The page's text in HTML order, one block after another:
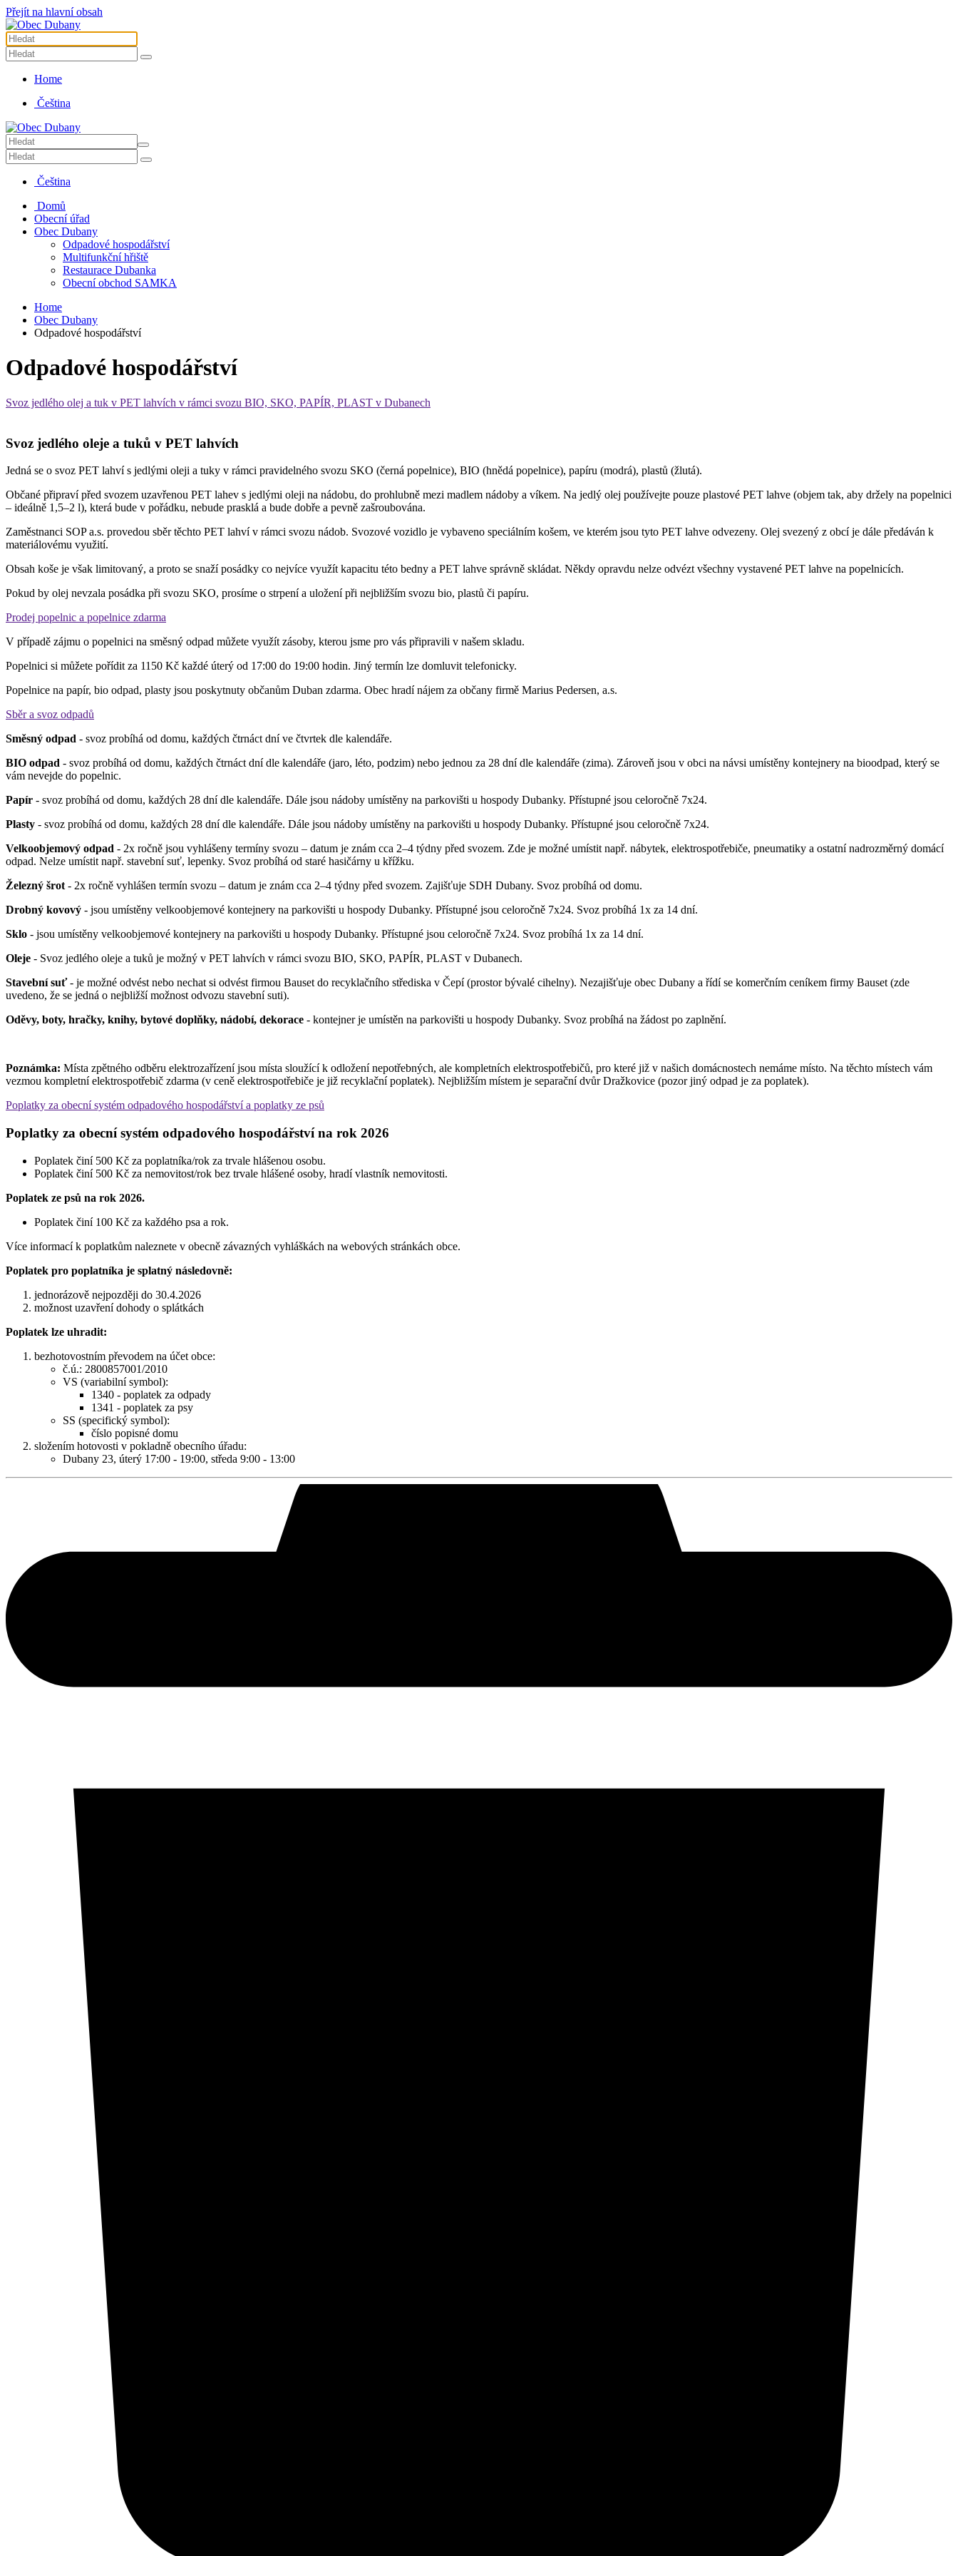
Přejít na hlavní obsah
Home
Čeština
Čeština
Domů
Obecní úřad
Obec Dubany
Odpadové hospodářství
Multifunkční hřiště
Restaurace Dubanka
Obecní obchod SAMKA
Home
Obec Dubany
Odpadové hospodářství
Odpadové hospodářství
Svoz jedlého olej a tuk v PET lahvích v rámci svozu BIO, SKO, PAPÍR, PLAST v Dubanech
Svoz jedlého oleje a tuků v PET lahvích
Jedná se o svoz PET lahví s jedlými oleji a tuky v rámci pravidelného svozu SKO (černá popelnice), BIO (hnědá popelnice), papíru (modrá), plastů (žlutá).
Občané připraví před svozem uzavřenou PET lahev s jedlými oleji na nádobu, do prohlubně mezi madlem nádoby a víkem. Na jedlý olej používejte pouze plastové PET lahve (objem tak, aby držely na popelnici
– ideálně 1,5–2 l), která bude v pořádku, nebude prasklá a bude dobře a pevně zašroubována.
Zaměstnanci SOP a.s. provedou sběr těchto PET lahví v rámci svozu nádob. Svozové vozidlo je vybaveno speciálním košem, ve kterém jsou tyto PET lahve odvezeny. Olej svezený z obcí je dále předáván k
materiálovému využití.
Obsah koše je však limitovaný, a proto se snaží posádky co nejvíce využít kapacitu této bedny a PET lahve správně skládat. Někdy opravdu nelze odvézt všechny vystavené PET lahve na popelnicích.
Pokud by olej nevzala posádka při svozu SKO, prosíme o strpení a uložení při nejbližším svozu bio, plastů či papíru.
Prodej popelnic a popelnice zdarma
V případě zájmu o popelnici na směsný odpad můžete využít zásoby, kterou jsme pro vás připravili v našem skladu.
Popelnici si můžete pořídit za 1150 Kč každé úterý od 17:00 do 19:00 hodin. Jiný termín lze domluvit telefonicky.
Popelnice na papír, bio odpad, plasty jsou poskytnuty občanům Duban zdarma. Obec hradí nájem za občany firmě Marius Pedersen, a.s.
Sběr a svoz odpadů
Směsný odpad - svoz probíhá od domu, každých čtrnáct dní ve čtvrtek dle kalendáře.
BIO odpad - svoz probíhá od domu, každých čtrnáct dní dle kalendáře (jaro, léto, podzim) nebo jednou za 28 dní dle kalendáře (zima). Zároveň jsou v obci na návsi umístěny kontejnery na bioodpad, který se
vám nevejde do popelnic.
Papír - svoz probíhá od domu, každých 28 dní dle kalendáře. Dále jsou nádoby umístěny na parkovišti u hospody Dubanky. Přístupné jsou celoročně 7x24.
Plasty - svoz probíhá od domu, každých 28 dní dle kalendáře. Dále jsou nádoby umístěny na parkovišti u hospody Dubanky. Přístupné jsou celoročně 7x24.
Velkoobjemový odpad - 2x ročně jsou vyhlášeny termíny svozu – datum je znám cca 2–4 týdny před svozem. Zde je možné umístit např. nábytek, elektrospotřebiče, pneumatiky a ostatní nadrozměrný domácí
odpad. Nelze umístit např. stavební suť, lepenky. Svoz probíhá od staré hasičárny u křížku.
Železný šrot - 2x ročně vyhlášen termín svozu – datum je znám cca 2–4 týdny před svozem. Zajišťuje SDH Dubany. Svoz probíhá od domu.
Drobný kovový - jsou umístěny velkoobjemové kontejnery na parkovišti u hospody Dubanky. Přístupné jsou celoročně 7x24. Svoz probíhá 1x za 14 dní.
Sklo - jsou umístěny velkoobjemové kontejnery na parkovišti u hospody Dubanky. Přístupné jsou celoročně 7x24. Svoz probíhá 1x za 14 dní.
Oleje - Svoz jedlého oleje a tuků je možný v PET lahvích v rámci svozu BIO, SKO, PAPÍR, PLAST v Dubanech.
Stavební suť- je možné odvést nebo nechat si odvést firmou Bauset do recyklačního střediska v Čepí (prostor bývalé cihelny). Nezajišťuje obec Dubany a řídí se komerčním ceníkem firmy Bauset (zde
uvedeno, že se jedná o nejbližší možnost odvozu stavební suti).
Oděvy, boty, hračky, knihy, bytové doplňky, nádobí, dekorace - kontejner je umístěn na parkovišti u hospody Dubanky. Svoz probíhá na žádost po zaplnění.
Poznámka: Místa zpětného odběru elektrozařízení jsou místa sloužící k odložení nepotřebných, ale kompletních elektrospotřebičů, pro které již v našich domácnostech nemáme místo. Na těchto místech vám
vezmou kompletní elektrospotřebič zdarma (v ceně elektrospotřebiče je již recyklační poplatek). Nejbližším místem je separační dvůr Dražkovice (pozor jiný odpad je za poplatek).
Poplatky za obecní systém odpadového hospodářství a poplatky ze psů
Poplatky za obecní systém odpadového hospodářství na rok 2026
Poplatek činí 500 Kč za poplatníka/rok za trvale hlášenou osobu.
Poplatek činí 500 Kč za nemovitost/rok bez trvale hlášené osoby, hradí vlastník nemovitosti.
Poplatek ze psů na rok 2026.
Poplatek činí 100 Kč za každého psa a rok.
Více informací k poplatkům naleznete v obecně závazných vyhláškách na webových stránkách obce.
Poplatek pro poplatníka je splatný následovně:
jednorázově nejpozději do 30.4.2026
možnost uzavření dohody o splátkách
Poplatek lze uhradit:
bezhotovostním převodem na účet obce:
č.ú.: 2800857001/2010
VS (variabilní symbol):
1340 - poplatek za odpady
1341 - poplatek za psy
SS (specifický symbol):
číslo popisné domu
složením hotovosti v pokladně obecního úřadu:
Dubany 23, úterý 17:00 - 19:00, středa 9:00 - 13:00